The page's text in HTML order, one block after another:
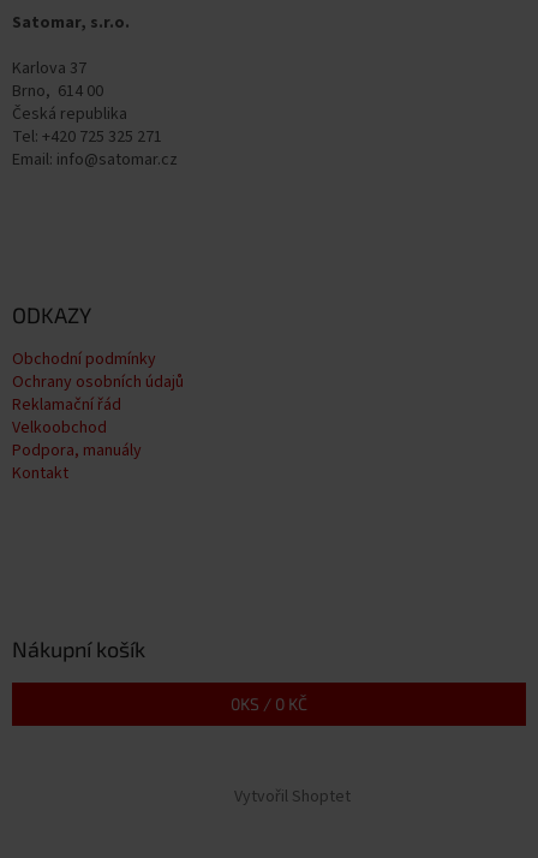
Satomar, s.r.o.
Karlova 37
Brno, 614 00
Česká republika
Tel: +420 725 325 271
Email: info@satomar.cz
ODKAZY
Obchodní podmínky
Ochrany osobních údajů
Reklamační řád
Velkoobchod
Podpora, manuály
Kontakt
Nákupní košík
0KS / 0 KČ
Vytvořil Shoptet